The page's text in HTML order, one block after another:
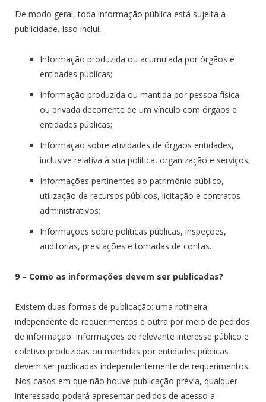
De modo geral, toda informação pública está sujeita a
publicidade. Isso inclui:
Informação produzida ou acumulada por órgãos e
entidades públicas;
Informação produzida ou mantida por pessoa física
ou privada decorrente de um vínculo com órgãos e
entidades públicas;
Informação sobre atividades de órgãos entidades,
inclusive relativa à sua política, organização e serviços;
Informações pertinentes ao patrimônio público,
utilização de recursos públicos, licitação e contratos
administrativos;
Informações sobre políticas públicas, inspeções,
auditorias, prestações e tomadas de contas.
9 – Como as informações devem ser publicadas?
Existem duas formas de publicação: uma rotineira
independente de requerimentos e outra por meio de pedidos
de informação. Informações de relevante interesse público e
coletivo produzidas ou mantidas por entidades públicas
devem ser publicadas independentemente de requerimentos.
Nos casos em que não houve publicação prévia, qualquer
interessado poderá apresentar pedidos de acesso a